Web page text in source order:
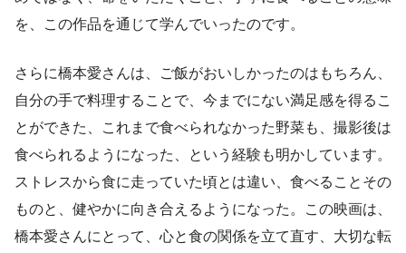
を、この作品を通じて学んでいったのです。
さらに橋本愛さんは、ご飯がおいしかったのはもちろん、
自分の手で料理することで、今までにない満足感を得るこ
とができた、これまで食べられなかった野菜も、撮影後は
食べられるようになった、という経験も明かしています。
ストレスから食に走っていた頃とは違い、食べることその
ものと、健やかに向き合えるようになった。この映画は、
橋本愛さんにとって、心と食の関係を立て直す、大切な転